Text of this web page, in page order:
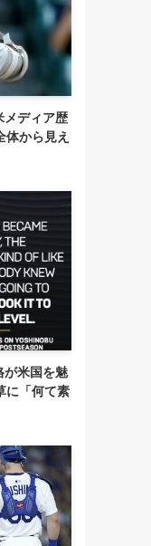
メディア歴
から見え
が米国を魅
に「何て素